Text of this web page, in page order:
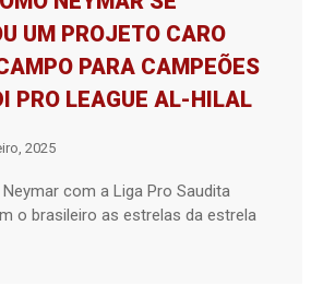
UM PROJETO CARO
PARA CAMPEÕES
PRO LEAGUE AL-HILAL
2025
com a Liga Pro Saudita
o brasileiro as estrelas da estrela